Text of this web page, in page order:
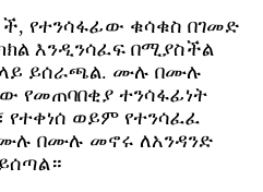
የተንሳፋፊው ቁሳቁስ በገመድ
እንዲንሳፈፍ በሚያስችል
ይሰራጫል. ሙሉ በሙሉ
የመጠባበቂያ ተንሳፋፊነት
የተቀነሰ ወይም የተንሳፈፈ
በሙሉ መኖሩ ለአንዳንድ